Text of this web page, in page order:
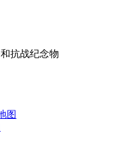
抗战纪念物
图